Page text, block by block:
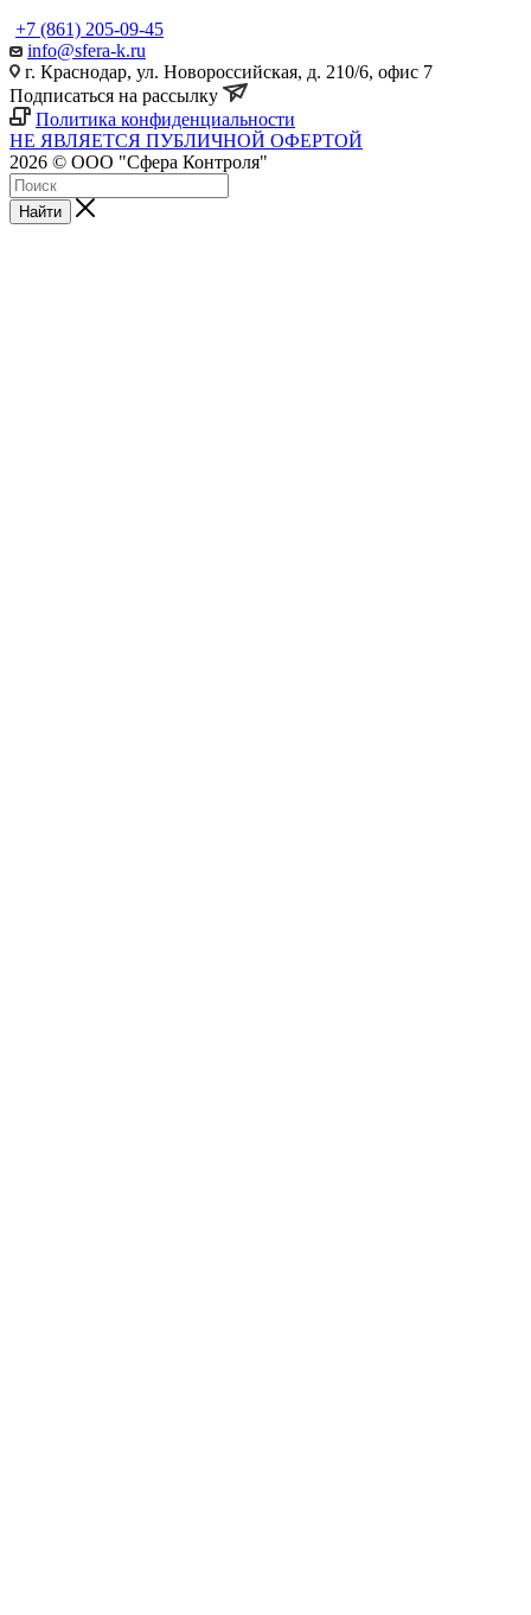
+7 (861) 205-09-45
info@sfera-k.ru
г. Краснодар, ул. Новороссийская, д. 210/6, офис 7
Подписаться на рассылку
Политика конфиденциальности
НЕ ЯВЛЯЕТСЯ ПУБЛИЧНОЙ ОФЕРТОЙ
2026 © ООО "Сфера Контроля"
Найти